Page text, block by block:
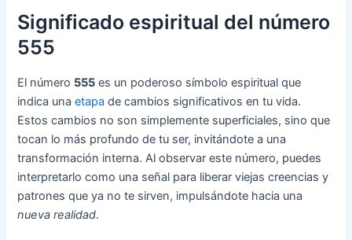
Significado espiritual del número
555
El número 555 es un poderoso símbolo espiritual que
indica unaetapa de cambios significativos en tu vida.
Estos cambios no son simplemente superficiales, sino que
tocan lo más profundo de tu ser, invitándote a una
transformación interna. Al observar este número, puedes
interpretarlo como una señal para liberar viejas creencias y
patrones que ya no te sirven, impulsándote hacia una
nueva realidad.